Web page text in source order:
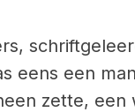
eens een
zette, een